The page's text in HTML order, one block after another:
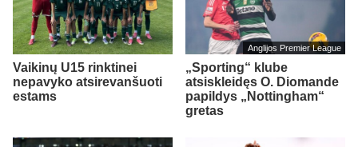
Vaikinų U15 rinktinei
nepavyko atsirevanšuoti
estams
Anglijos Premier League
„Sporting“ klube
atsiskleidęs O. Diomande
papildys „Nottingham“
gretas